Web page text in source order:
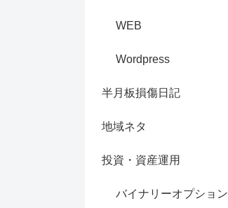
WEB
Wordpress
半月板損傷日記
地域ネタ
投資・資産運用
バイナリーオプション